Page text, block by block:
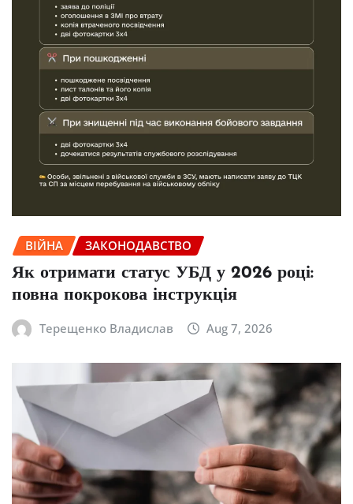
ВІЙНА ЗАКОНОДАВСТВО
Як отримати статус УБД у 2026 році:
повна покрокова інструкція
Терещенко Владислав Aug 7, 2026